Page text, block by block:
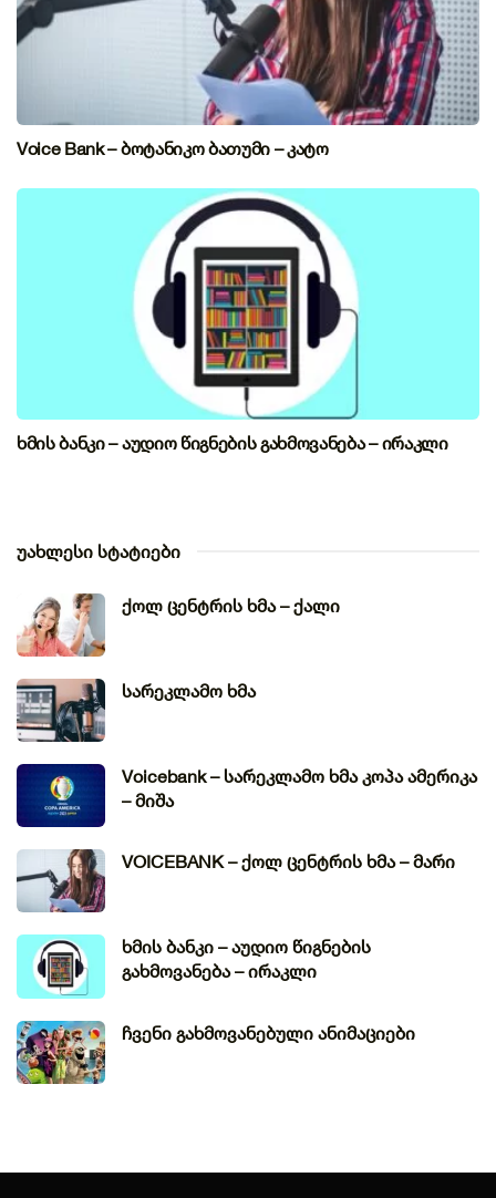
Voice Bank – ბოტანიკო ბათუმი – კატო
ხმის ბანკი – აუდიო წიგნების გახმოვანება – ირაკლი
უახლესი სტატიები
ქოლ ცენტრის ხმა – ქალი
სარეკლამო ხმა
Voicebank – სარეკლამო ხმა კოპა ამერიკა
– მიშა
VOICEBANK – ქოლ ცენტრის ხმა – მარი
ხმის ბანკი – აუდიო წიგნების
გახმოვანება – ირაკლი
ჩვენი გახმოვანებული ანიმაციები